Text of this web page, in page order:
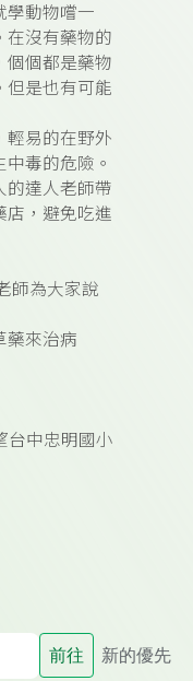
學動物嚐一
在沒有藥物的
個個都是藥物
但是也有可能
輕易的在野外
毒的危險。
的達人老師帶
店，避免吃進
師為大家說
藥來治病
台中忠明國小
前往 新的優先